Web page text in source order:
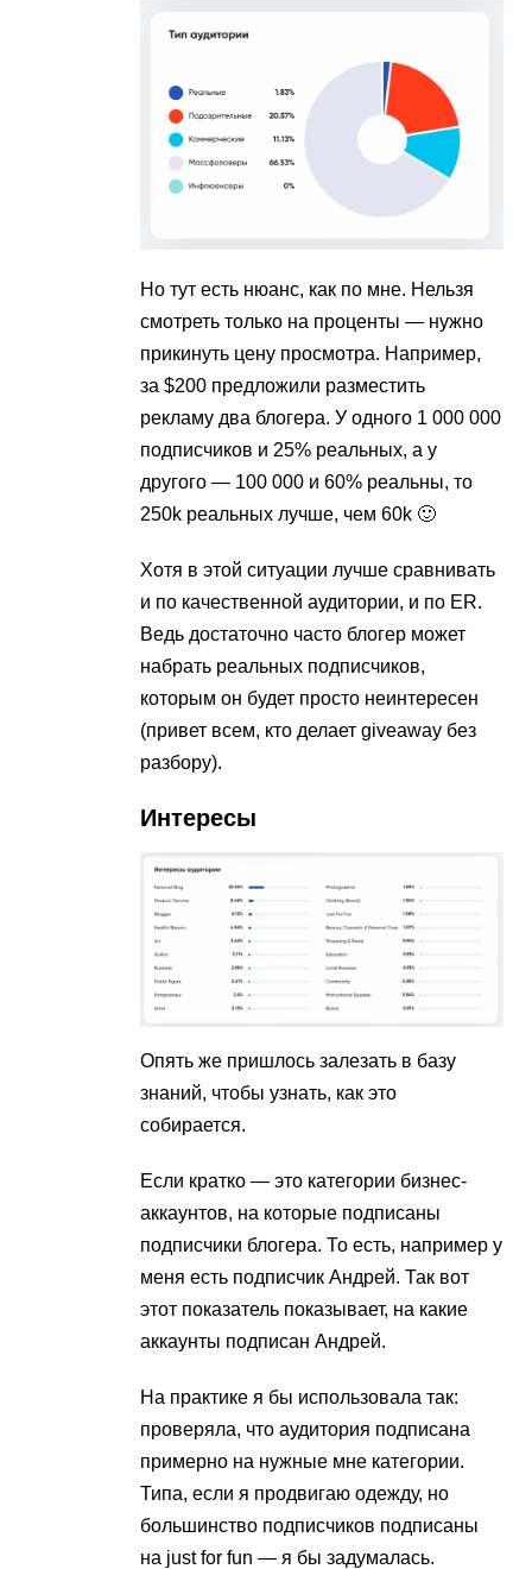
Но тут есть нюанс, как по мне. Нельзя
смотреть только на проценты — нужно
прикинуть цену просмотра. Например,
за $200 предложили разместить
рекламу два блогера. У одного 1 000 000
подписчиков и 25% реальных, а у
другого — 100 000 и 60% реальны, то
250k реальных лучше, чем 60k 🙂
Хотя в этой ситуации лучше сравнивать
и по качественной аудитории, и по ER.
Ведь достаточно часто блогер может
набрать реальных подписчиков,
которым он будет просто неинтересен
(привет всем, кто делает giveaway без
разбору).
Интересы
Опять же пришлось залезать в базу
знаний, чтобы узнать, как это
собирается.
Если кратко — это категории бизнес-
аккаунтов, на которые подписаны
подписчики блогера. То есть, например у
меня есть подписчик Андрей. Так вот
этот показатель показывает, на какие
аккаунты подписан Андрей.
На практике я бы использовала так:
проверяла, что аудитория подписана
примерно на нужные мне категории.
Типа, если я продвигаю одежду, но
большинство подписчиков подписаны
на just for fun — я бы задумалась.